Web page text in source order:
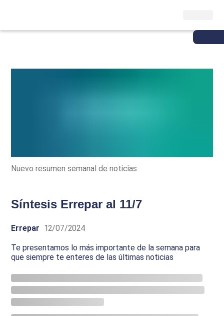
Nuevo resumen semanal de noticias
Síntesis Errepar al 11/7
Errepar 12/07/2024
Te presentamos lo más importante de la semana para
que siempre te enteres de las últimas noticias